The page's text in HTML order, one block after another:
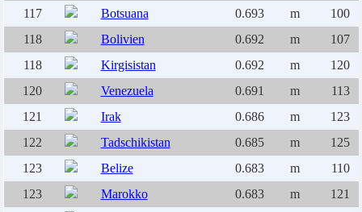
117
Botsuana 0.693 m
100
118
Bolivien 0.692 m
107
118
Kirgisistan 0.692 m
120
120
Venezuela 0.691 m
113
121
Irak 0.686 m
123
122
Tadschikistan 0.685 m
125
123
Belize 0.683 m
110
123
Marokko 0.683 m
121